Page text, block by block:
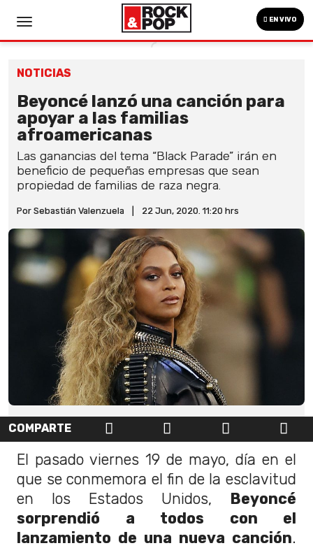
EN VIVO
NOTICIAS
Beyoncé lanzó una canción para
apoyar a las familias
afroamericanas
Las ganancias del tema “Black Parade” irán en
beneficio de pequeñas empresas que sean
propiedad de familias de raza negra.
Por Sebastián Valenzuela 22 Jun, 2020. 11:20 hrs
COMPARTE
El pasado viernes 19 de mayo, día en el
que se conmemora el fin de la esclavitud
en los Estados Unidos,
Beyoncé
sorprendió a todos con el
lanzamiento de una nueva canción.